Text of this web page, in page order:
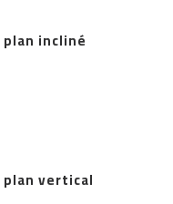
plan incliné
plan vertical